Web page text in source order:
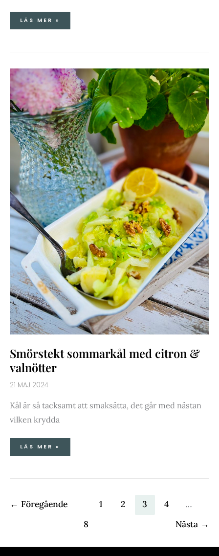
LÄS MER »
Smörstekt sommarkål med citron &
valnötter
21 MAJ 2024
Kål är så tacksamt att smaksätta, det går med nästan
vilken krydda
SMÖRSTEKT
SOMMARKÅL
MED
CITRON
&
VALNÖTTER
LÄS MER »
← Föregående 1 2 3 4
…
8
Nästa →